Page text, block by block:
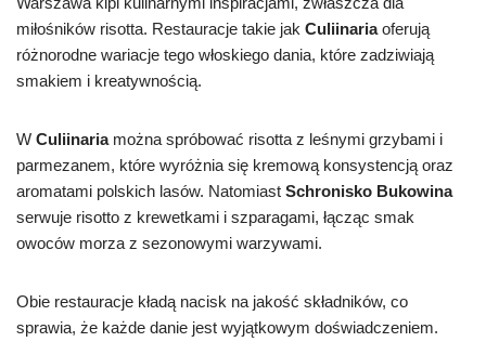
miłośników risotta. Restauracje takie jak Culiinariaoferują
różnorodne wariacje tego włoskiego dania, które zadziwiają
smakiem i kreatywnością.
W Culiinariamożna spróbować risotta z leśnymi grzybami i
parmezanem, które wyróżnia się kremową konsystencją oraz
aromatami polskich lasów. Natomiast Schronisko Bukowina
serwuje risotto z krewetkami i szparagami, łącząc smak
owoców morza z sezonowymi warzywami.
Obie restauracje kładą nacisk na jakość składników, co
sprawia, że każde danie jest wyjątkowym doświadczeniem.